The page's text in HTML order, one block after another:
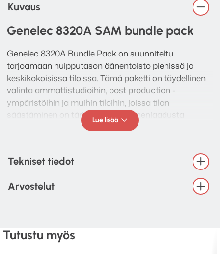
Kuvaus
Genelec 8320A SAM bundle pack
Genelec 8320A Bundle Pack on suunniteltu
tarjoamaan huipputason äänentoisto pienissä ja
keskikokoisissa tiloissa. Tämä paketti on täydellinen
valinta ammattistudioihin, post production -
ympäristöihin ja muihin tiloihin, joissa tilan
säästäminen on tärkeää ilman äänenlaadusta
Lue lisää
Tekniset tiedot
Arvostelut
Tutustu myös